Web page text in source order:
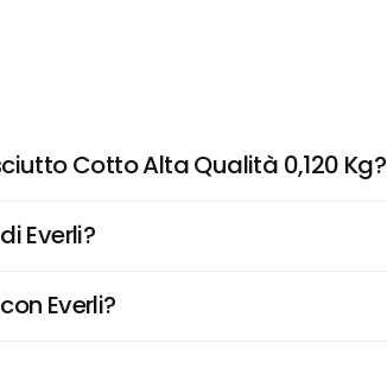
Cotto Alta Qualità 0,120 Kg?
Everli?
Everli?